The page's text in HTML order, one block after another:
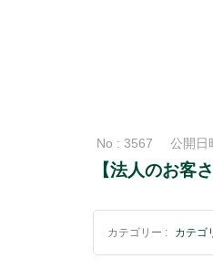
No : 3567 公開日
【法人のお客
カテゴリー : カテゴ